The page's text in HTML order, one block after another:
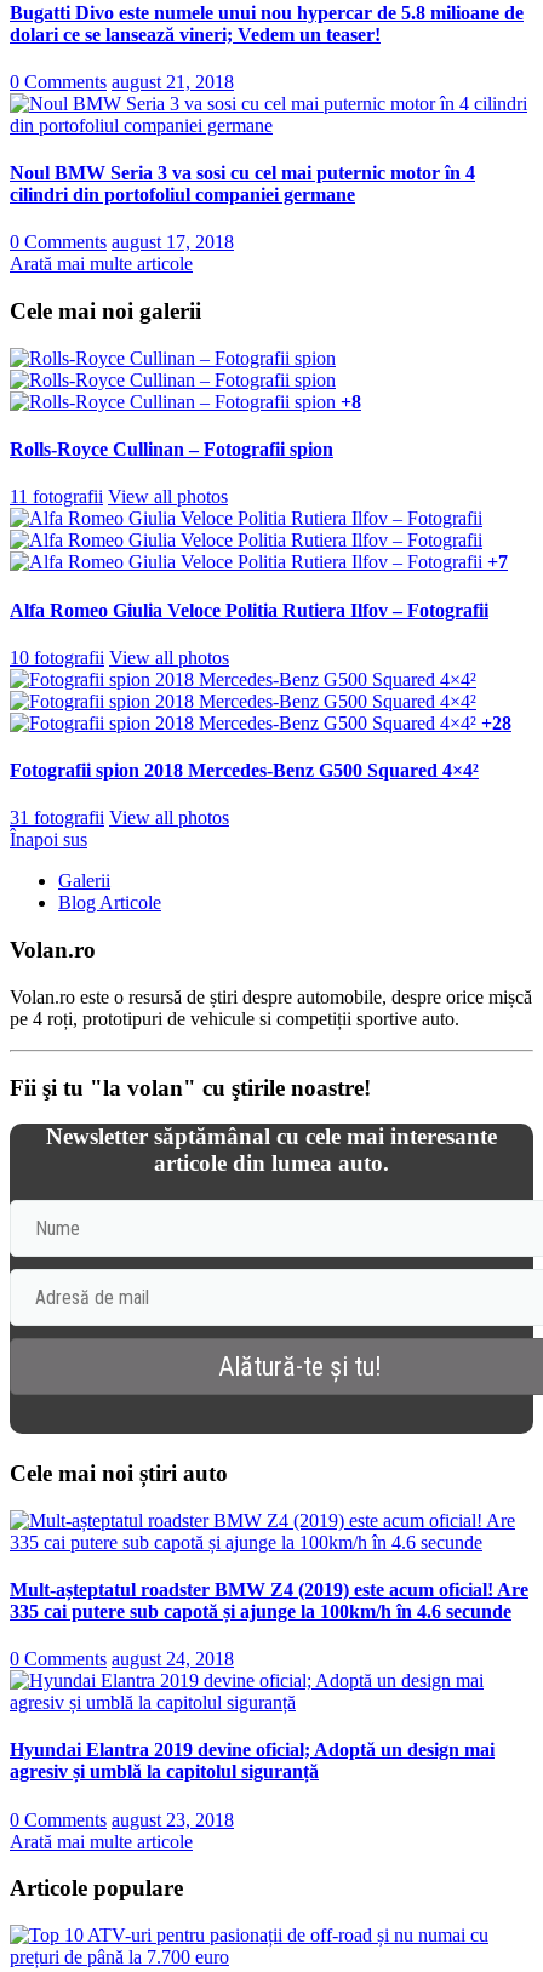
Bugatti Divo este numele unui nou hypercar de 5.8 milioane de
dolari ce se lansează vineri; Vedem un teaser!
0 Comments august 21, 2018
Noul BMW Seria 3 va sosi cu cel mai puternic motor în 4
cilindri din portofoliul companiei germane
0 Comments august 17, 2018
Arată mai multe articole
Cele mai noi galerii
+8
Rolls-Royce Cullinan – Fotografii spion
11 fotografii View all photos
+7
Alfa Romeo Giulia Veloce Politia Rutiera Ilfov – Fotografii
10 fotografii View all photos
+28
Fotografii spion 2018 Mercedes-Benz G500 Squared 4×4²
31 fotografii View all photos
Înapoi sus
Galerii
Blog Articole
Volan.ro
Volan.ro este o resursă de știri despre automobile, despre orice mișcă
pe 4 roți, prototipuri de vehicule si competiții sportive auto.
Fii şi tu "la volan" cu ştirile noastre!
Newsletter săptămânal cu cele mai interesante
articole din lumea auto.
Cele mai noi știri auto
Mult-așteptatul roadster BMW Z4 (2019) este acum oficial! Are
335 cai putere sub capotă și ajunge la 100km/h în 4.6 secunde
0 Comments august 24, 2018
Hyundai Elantra 2019 devine oficial; Adoptă un design mai
agresiv și umblă la capitolul siguranță
0 Comments august 23, 2018
Arată mai multe articole
Articole populare